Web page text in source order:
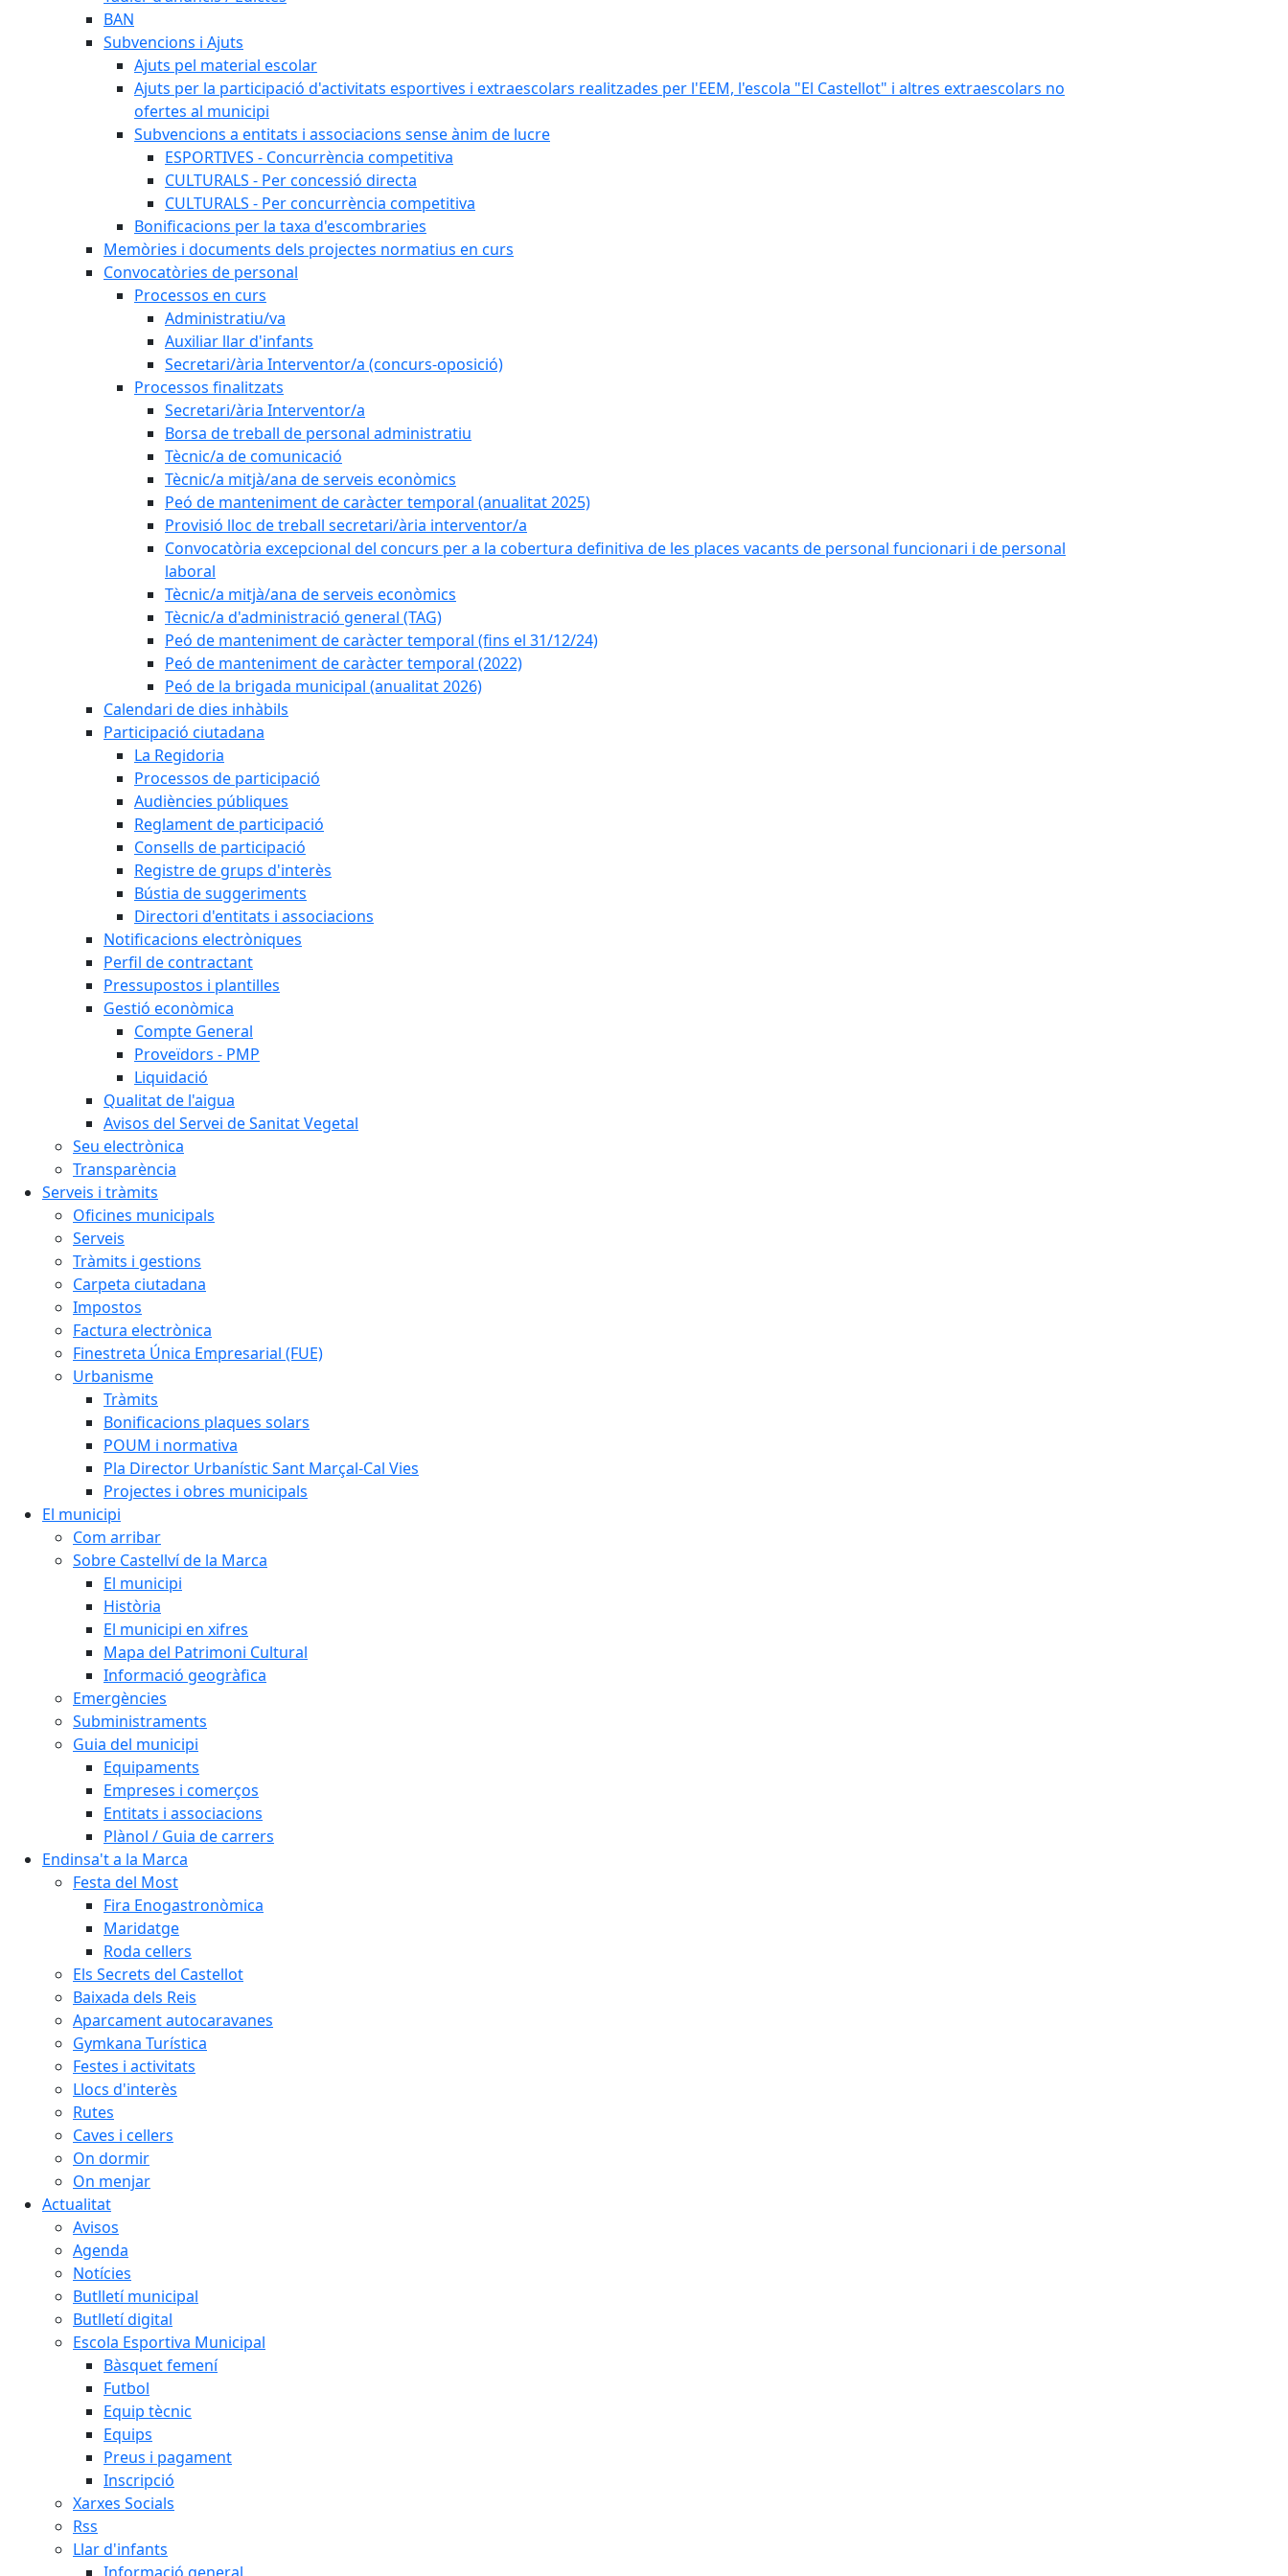
BAN
Subvencions i Ajuts
Ajuts pel material escolar
Ajuts per la participació d'activitats esportives i extraescolars realitzades per l'EEM, l'escola "El Castellot" i altres extraescolars no
ofertes al municipi
Subvencions a entitats i associacions sense ànim de lucre
ESPORTIVES - Concurrència competitiva
CULTURALS - Per concessió directa
CULTURALS - Per concurrència competitiva
Bonificacions per la taxa d'escombraries
Memòries i documents dels projectes normatius en curs
Convocatòries de personal
Processos en curs
Administratiu/va
Auxiliar llar d'infants
Secretari/ària Interventor/a (concurs-oposició)
Processos finalitzats
Secretari/ària Interventor/a
Borsa de treball de personal administratiu
Tècnic/a de comunicació
Tècnic/a mitjà/ana de serveis econòmics
Peó de manteniment de caràcter temporal (anualitat 2025)
Provisió lloc de treball secretari/ària interventor/a
Convocatòria excepcional del concurs per a la cobertura definitiva de les places vacants de personal funcionari i de personal
laboral
Tècnic/a mitjà/ana de serveis econòmics
Tècnic/a d'administració general (TAG)
Peó de manteniment de caràcter temporal (fins el 31/12/24)
Peó de manteniment de caràcter temporal (2022)
Peó de la brigada municipal (anualitat 2026)
Calendari de dies inhàbils
Participació ciutadana
La Regidoria
Processos de participació
Audiències públiques
Reglament de participació
Consells de participació
Registre de grups d'interès
Bústia de suggeriments
Directori d'entitats i associacions
Notificacions electròniques
Perfil de contractant
Pressupostos i plantilles
Gestió econòmica
Compte General
Proveïdors - PMP
Liquidació
Qualitat de l'aigua
Avisos del Servei de Sanitat Vegetal
Seu electrònica
Transparència
Serveis i tràmits
Oficines municipals
Serveis
Tràmits i gestions
Carpeta ciutadana
Impostos
Factura electrònica
Finestreta Única Empresarial (FUE)
Urbanisme
Tràmits
Bonificacions plaques solars
POUM i normativa
Pla Director Urbanístic Sant Marçal-Cal Vies
Projectes i obres municipals
El municipi
Com arribar
Sobre Castellví de la Marca
El municipi
Història
El municipi en xifres
Mapa del Patrimoni Cultural
Informació geogràfica
Emergències
Subministraments
Guia del municipi
Equipaments
Empreses i comerços
Entitats i associacions
Plànol / Guia de carrers
Endinsa't a la Marca
Festa del Most
Fira Enogastronòmica
Maridatge
Roda cellers
Els Secrets del Castellot
Baixada dels Reis
Aparcament autocaravanes
Gymkana Turística
Festes i activitats
Llocs d'interès
Rutes
Caves i cellers
On dormir
On menjar
Actualitat
Avisos
Agenda
Notícies
Butlletí municipal
Butlletí digital
Escola Esportiva Municipal
Bàsquet femení
Futbol
Equip tècnic
Equips
Preus i pagament
Inscripció
Xarxes Socials
Rss
Llar d'infants